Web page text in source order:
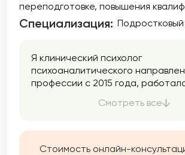
переподготовке повышения
Специализация: Подростковый
Я клинический психолог
психоаналитического
профессии с 2015 года,
подростками в бюджетной
также на горячей линии
помощи. На данный момент
Смотреть все
Стоимость онлайн-